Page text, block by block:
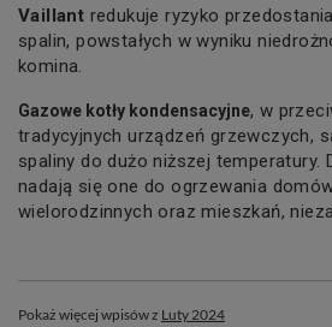
Vaillant redukuje ryzyko
spalin, powstałych w wyniku
komina.
Gazowe kotły kondensacyjne, w
tradycyjnych urządzeń grzewczych,
spaliny do dużo niższej temperatury.
nadają się one do ogrzewania
wielorodzinnych oraz mieszkań,
Pokaż więcej wpisów z Luty 2024